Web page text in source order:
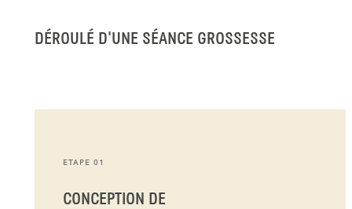
DÉROULÉ D'UNE SÉANCE GROSSESSE
ETAPE 01
CONCEPTION DE